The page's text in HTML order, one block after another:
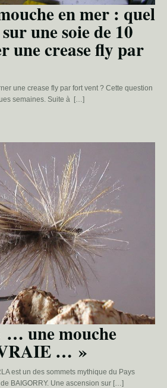
en mer : quel
une soie de 10
une crease fly par
une crease fly par fort vent ? Cette question
semaines. Suite à […]
une mouche
… »
est un des sommets mythique du Pays
BAIGORRY. Une ascension sur […]